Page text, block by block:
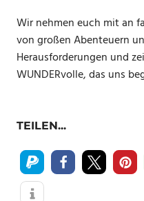
Wir nehmen euch mit an
von großen Abenteuern
Herausforderungen und
WUNDERvolle, das uns
TEILEN...